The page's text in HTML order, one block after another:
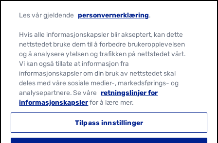
Les vår gjeldende personvernerklæring.
Hvis alle informasjonskapsler blir akseptert, kan dette
nettstedet bruke dem til å forbedre brukeropplevelsen
og å analysere ytelsen og trafikken på nettstedet vårt.
Vi kan også tillate at informasjon fra
informasjonskapsler om din bruk av nettstedet skal
deles med våre sosiale medier-, markedsførings- og
analysepartnere. Se våre retningslinjer for
informasjonskapslerfor å lære mer.
Tilpass innstillinger